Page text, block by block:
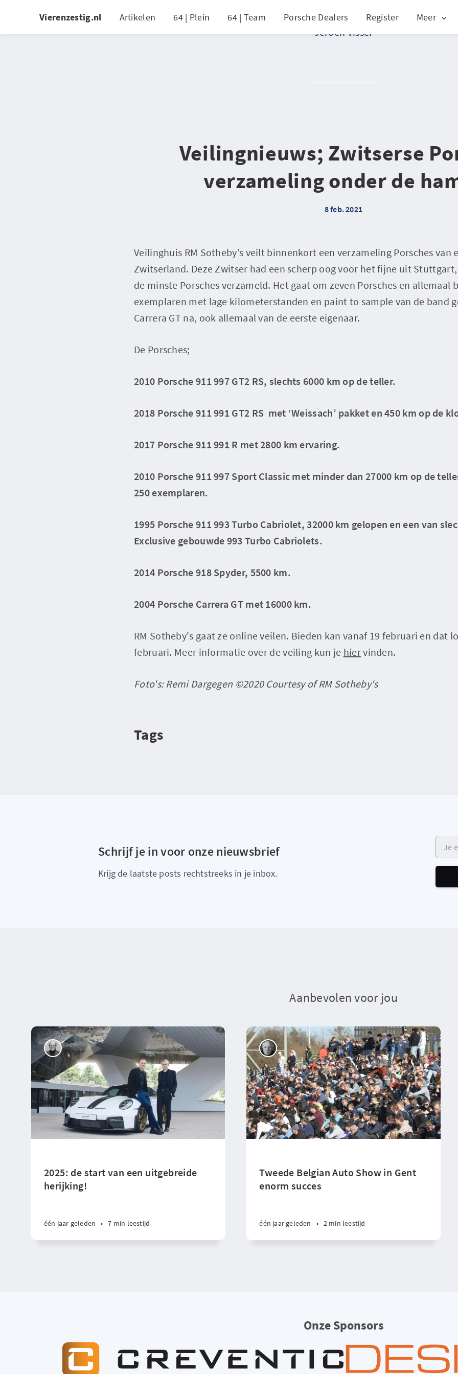
Vierenzestig.nl Artikelen 64 | Plein 64 | Team Porsche Dealers Register Meer
Jeroen Visser
Veilingnieuws; Zwitserse
verzameling onder de
8 feb. 2021
Veilinghuis RM Sotheby’s veilt binnenkort een verzameling Porsches van
Zwitserland. Deze Zwitser had een scherp oog voor het fijne uit
de minste Porsches verzameld. Het gaat om zeven Porsches en allemaal
exemplaren met lage kilometerstanden en paint to sample van de band
Carrera GT na, ook allemaal van de eerste eigenaar.
De Porsches;
2010 Porsche 911 997 GT2 RS, slechts 6000 km op de teller.
2018 Porsche 911 991 GT2 RS met ‘Weissach’ pakket en 450 km op de
2017 Porsche 911 991 R met 2800 km ervaring.
2010 Porsche 911 997 Sport Classic met minder dan 27000 km op de
250 exemplaren.
1995 Porsche 911 993 Turbo Cabriolet, 32000 km gelopen en een van
Exclusive gebouwde 993 Turbo Cabriolets.
2014 Porsche 918 Spyder, 5500 km.
2004 Porsche Carrera GT met 16000 km.
RM Sotheby's gaat ze online veilen. Bieden kan vanaf 19 februari en dat
februari. Meer informatie over de veiling kun je hiervinden.
Foto's: Remi Dargegen ©2020 Courtesy of RM Sotheby's
Tags
Schrijf je in voor onze nieuwsbrief
Krijg de laatste posts rechtstreeks in je inbox.
Je e-
Aanbevolen voor jou
2025: de start van een uitgebreide
herijking!
één jaar geleden • 7 min leestijd
Tweede Belgian Auto Show in Gent
enorm succes
één jaar geleden • 2 min leestijd
Onze Sponsors